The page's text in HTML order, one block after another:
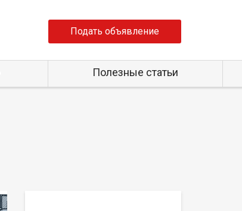
Подать объявление
Полезные статьи